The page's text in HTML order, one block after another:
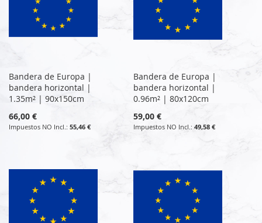
Bandera de Europa |
bandera horizontal |
1.35m² | 90x150cm
66,00 €
55,46 €
Bandera de Europa |
bandera horizontal |
0.96m² | 80x120cm
59,00 €
49,58 €